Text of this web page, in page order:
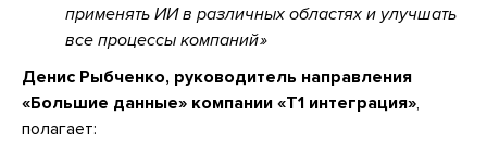
применять ИИ в различных областях и улучшать
все процессы компаний
Денис Рыбченко, руководитель направления
«Большие данные» компании «Т1 интеграция»,
полагает: